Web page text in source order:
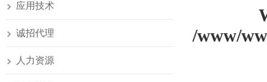
/www/
应用技术
诚招代理
人力资源